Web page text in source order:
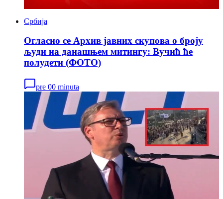
Србија
Огласио се Архив јавних скупова о броју
људи на данашњем митингу: Вучић ће
полудети (ФОТО)
pre 00 minuta